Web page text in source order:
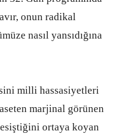
onun radikal
nasıl yansıdığına
milli hassasiyetleri
marjinal görünen
ortaya koyan